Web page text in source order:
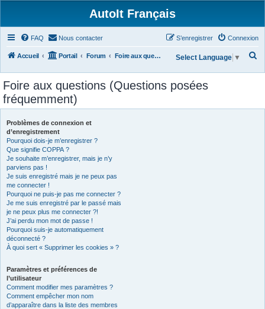
AutoIt Français
FAQ Nous contacter Connexion
S’enregistrer
Accueil Portail Forum Foire aux questions (Questions posées fréquemment) Select Language ▼
Foire aux questions (Questions posées
fréquemment)
Problèmes de connexion et
d’enregistrement
Pourquoi dois-je m’enregistrer ?
Que signifie COPPA ?
Je souhaite m’enregistrer, mais je n’y
parviens pas !
Je suis enregistré mais je ne peux pas
me connecter !
Pourquoi ne puis-je pas me connecter ?
Je me suis enregistré par le passé mais
je ne peux plus me connecter ?!
J’ai perdu mon mot de passe !
Pourquoi suis-je automatiquement
déconnecté ?
À quoi sert « Supprimer les cookies » ?
Paramètres et préférences de
l’utilisateur
Comment modifier mes paramètres ?
Comment empêcher mon nom
d’apparaître dans la liste des membres